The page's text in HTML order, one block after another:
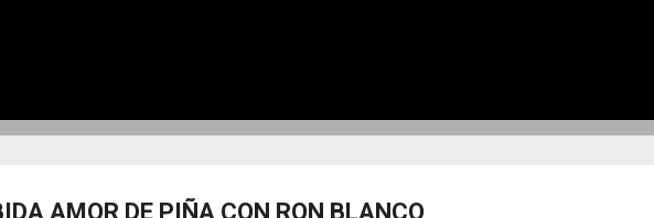
AMOR DE PIÑA CON RON BLANCO